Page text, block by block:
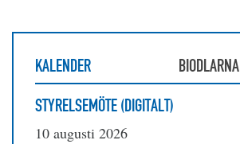
KALENDER
BIODLARNA
STYRELSEMÖTE (DIGITALT)
10 augusti 2026